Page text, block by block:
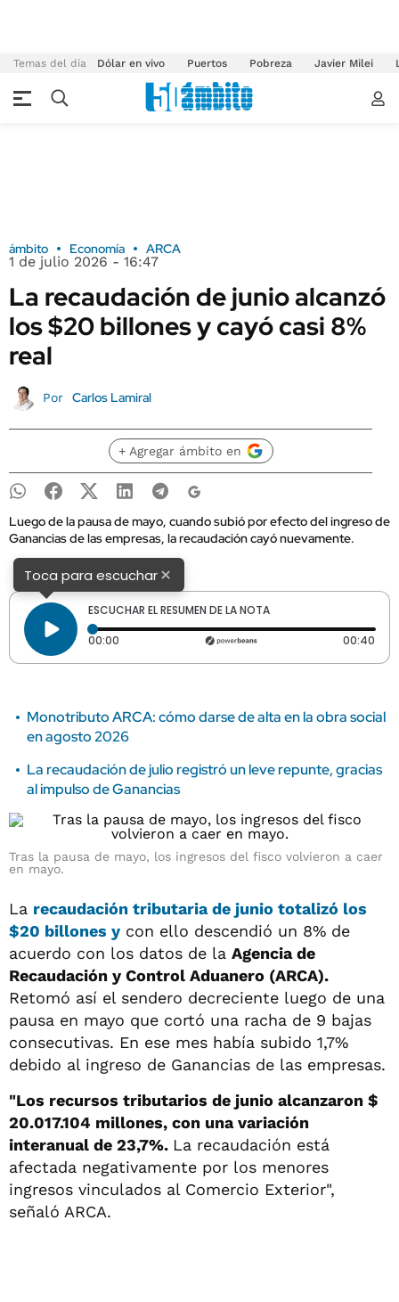
Temas del día Dólar en vivo Puertos Pobreza Javier Milei
ámbito Economía ARCA
1 de julio 2026 - 16:47
La recaudación de junio alcanzó
los $20 billones y cayó casi 8%
real
Por Carlos Lamiral
+ Agregar ámbito en
Luego de la pausa de mayo, cuando subió por efecto del ingreso de
Ganancias de las empresas, la recaudación cayó nuevamente.
Toca para escuchar×
ESCUCHAR EL RESUMEN DE LA NOTA
00:00 Tiempo transcurrido: 0 segundos 00:40
Monotributo ARCA: cómo darse de alta en la obra social
en agosto 2026
La recaudación de julio registró un leve repunte, gracias
al impulso de Ganancias
Tras la pausa de mayo, los ingresos del fisco volvieron a caer
en mayo.
La recaudación tributaria de junio totalizó los
$20 billones y con ello descendió un 8% de
acuerdo con los datos de la Agencia de
Recaudación y Control Aduanero (ARCA).
Retomó así el sendero decreciente luego de una
pausa en mayo que cortó una racha de 9 bajas
consecutivas. En ese mes había subido 1,7%
debido al ingreso de Ganancias de las empresas.
"Los recursos tributarios de junio alcanzaron $
20.017.104 millones, con una variación
interanual de 23,7%. La recaudación está
afectada negativamente por los menores
ingresos vinculados al Comercio Exterior",
señaló ARCA.